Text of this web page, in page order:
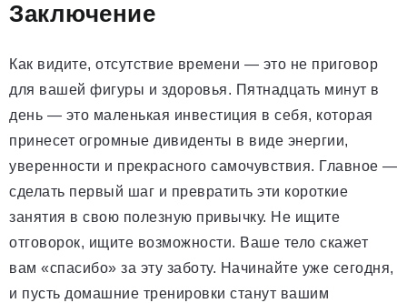
Заключение
Как видите, отсутствие времени — это не приговор
для вашей фигуры и здоровья. Пятнадцать минут в
день — это маленькая инвестиция в себя, которая
принесет огромные дивиденты в виде энергии,
уверенности и прекрасного самочувствия. Главное —
сделать первый шаг и превратить эти короткие
занятия в свою полезную привычку. Не ищите
отговорок, ищите возможности. Ваше тело скажет
вам «спасибо» за эту заботу. Начинайте уже сегодня,
и пусть домашние тренировки станут вашим